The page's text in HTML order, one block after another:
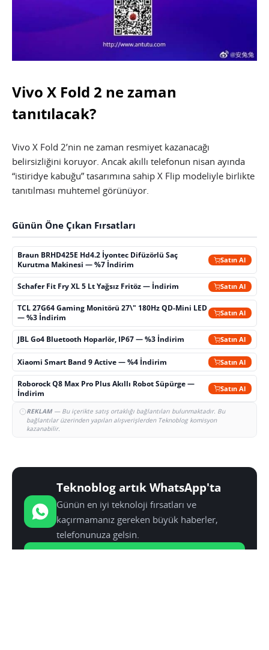
Vivo X Fold 2 ne zaman
tanıtılacak?
Vivo X Fold 2’nin ne zaman resmiyet kazanacağı
belirsizliğini koruyor. Ancak akıllı telefonun nisan ayında
“istiridye kabuğu” tasarımına sahip X Flip modeliyle birlikte
tanıtılması muhtemel görünüyor.
Günün Öne Çıkan Fırsatları
Braun BRHD425E Hd4.2 İyontec Difüzörlü Saç
Kurutma Makinesi — %7 İndirim
Satın Al
Schafer Fit Fry XL 5 Lt Yağsız Fritöz — İndirim Satın Al
TCL 27G64 Gaming Monitörü 27\" 180Hz QD-Mini LED
— %3 İndirim
Satın Al
JBL Go4 Bluetooth Hoparlör, IP67 — %3 İndirim Satın Al
Xiaomi Smart Band 9 Active — %4 İndirim Satın Al
Roborock Q8 Max Pro Plus Akıllı Robot Süpürge —
İndirim
Satın Al
REKLAM— Bu içerikte satış ortaklığı bağlantıları bulunmaktadır. Bu
bağlantılar üzerinden yapılan alışverişlerden Teknoblog komisyon
kazanabilir.
Teknoblog artık WhatsApp'ta
Günün en iyi teknoloji fırsatları ve
kaçırmamanız gereken büyük haberler,
telefonunuza gelsin.